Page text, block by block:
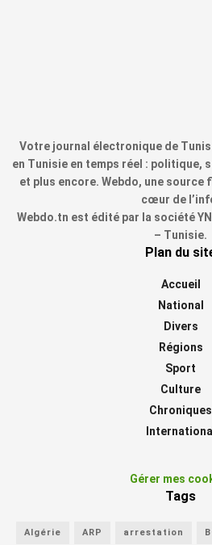
Votre journal électronique de
en Tunisie en temps réel : politique,
et plus encore. Webdo, une source
cœur de
Webdo.tn est édité par la société
– Tunisie.
Plan du
Accueil
National
Divers
Régions
Sport
Culture
Chroniques
International
Gérer mes
Tags
Algérie ARP arrestation